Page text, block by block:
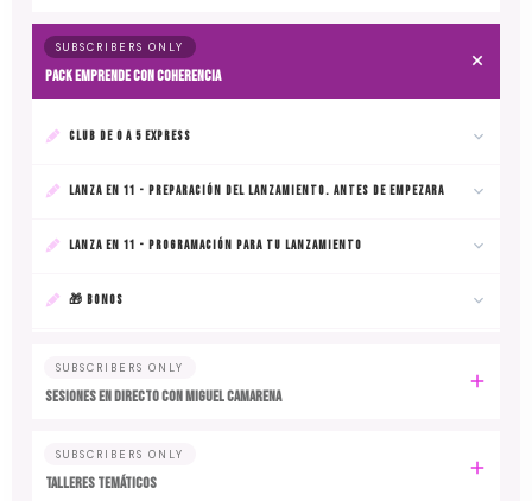
SUBSCRIBERS ONLY
PACK EMPRENDE CON COHERENCIA
CLUB DE 0 A 5 EXPRESS
LANZA EN 11 - PREPARACIÓN DEL LANZAMIENTO. ANTES DE EMPEZARA
LANZA EN 11 - PROGRAMACIÓN PARA TU LANZAMIENTO
🎁 BONOS
SUBSCRIBERS ONLY
SESIONES EN DIRECTO CON MIGUEL CAMARENA
SUBSCRIBERS ONLY
TALLERES TEMÁTICOS